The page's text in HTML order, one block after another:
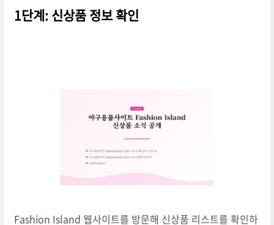
1단계: 신상품 정보 확인
Fashion Island 웹사이트를 방문해 신상품 리스트를 확인하